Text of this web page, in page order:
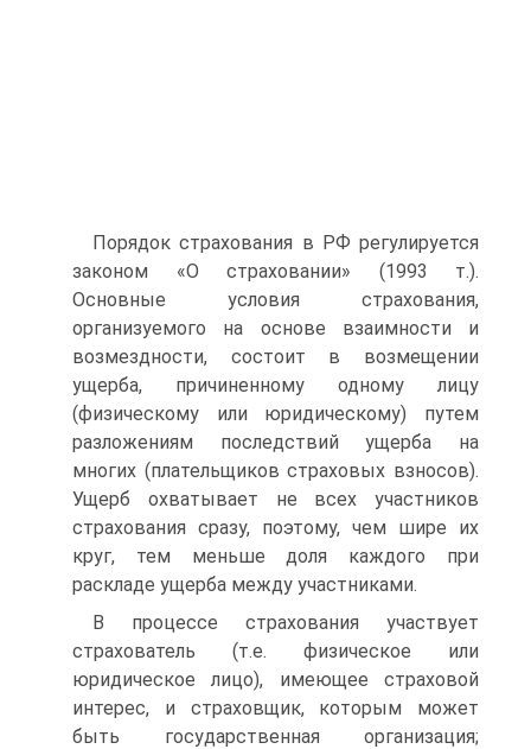
Порядок страхования в РФ регулируется
законом «О страховании» (1993 т.).
Основные условия страхования,
организуемого на основе взаимности и
возмездности, состоит в возмещении
ущерба, причиненному одному лицу
(физическому или юридическому) путем
разложениям последствий ущерба на
многих (плательщиков страховых взносов).
Ущерб охватывает не всех участников
страхования сразу, поэтому, чем шире их
круг, тем меньше доля каждого при
раскладе ущерба между участниками.
В процессе страхования участвует
страхователь (т.е. физическое или
юридическое лицо), имеющее страховой
интерес, и страховщик, которым может
быть государственная организация;